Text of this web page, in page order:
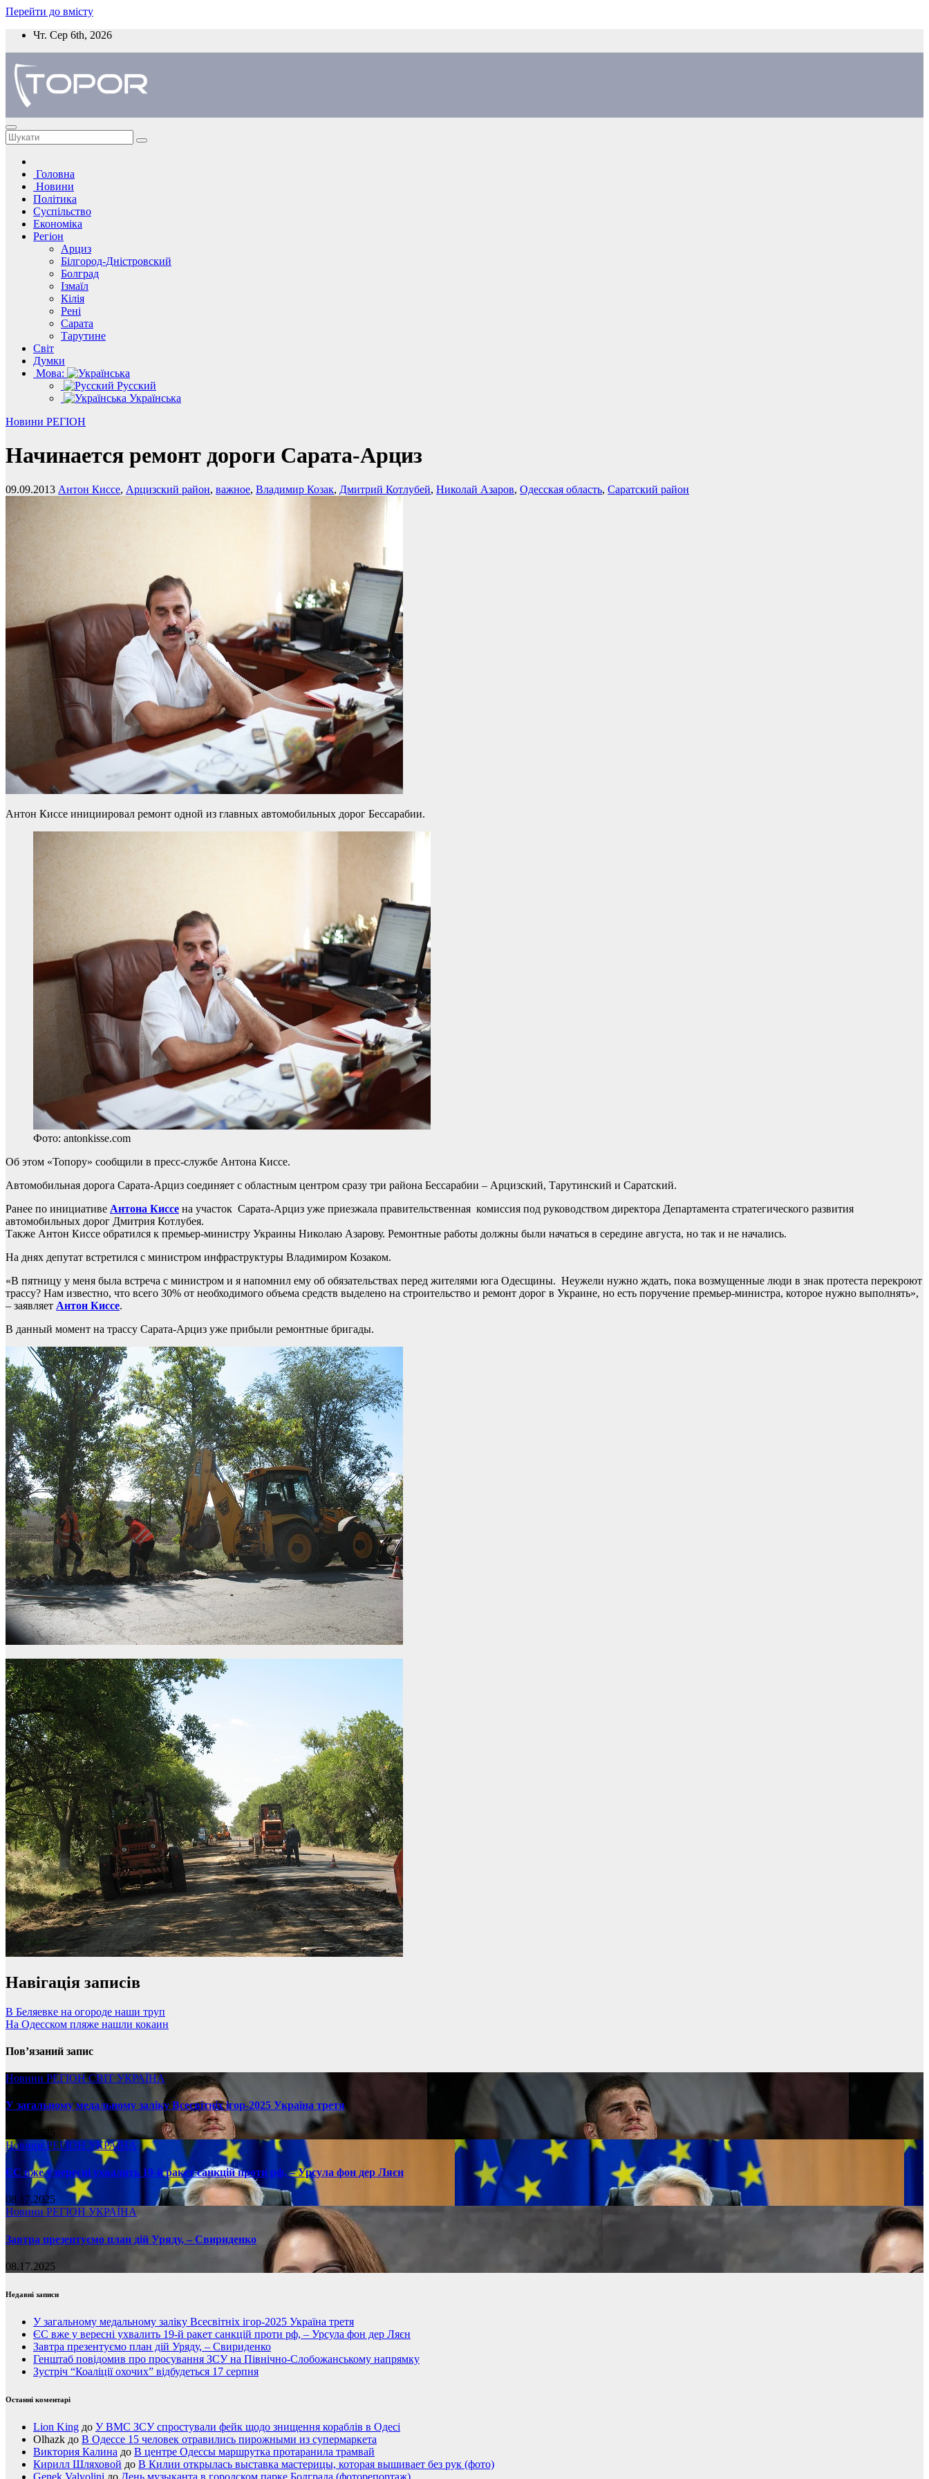
Перейти до вмісту
Чт. Сер 6th, 2026
Головна
Новини
Політика
Суспільство
Економіка
Регіон
Арциз
Білгород-Дністровский
Болград
Ізмаїл
Кілія
Рені
Сарата
Тарутине
Світ
Думки
Мова:
Русский
Українська
Новини РЕГІОН
Начинается ремонт дороги Сарата-Арциз
09.09.2013 Антон Киссе, Арцизский район, важное, Владимир Козак, Дмитрий Котлубей, Николай Азаров, Одесская область, Саратский район
Антон Киссе инициировал ремонт одной из главных автомобильных дорог Бессарабии.
Фото: antonkisse.com
Об этом «Топору» сообщили в пресс-службе Антона Киссе.
Автомобильная дорога Сарата-Арциз соединяет с областным центром сразу три района Бессарабии – Арцизский, Тарутинский и Саратский.
Ранее по инициативе Антона Киссе на участок Сарата-Арциз уже приезжала правительственная комиссия под руководством директора Департамента стратегического развития
автомобильных дорог Дмитрия Котлубея.
Также Антон Киссе обратился к премьер-министру Украины Николаю Азарову. Ремонтные работы должны были начаться в середине августа, но так и не начались.
На днях депутат встретился с министром инфраструктуры Владимиром Козаком.
«В пятницу у меня была встреча с министром и я напомнил ему об обязательствах перед жителями юга Одесщины. Неужели нужно ждать, пока возмущенные люди в знак протеста перекроют
трассу? Нам известно, что всего 30% от необходимого объема средств выделено на строительство и ремонт дорог в Украине, но есть поручение премьер-министра, которое нужно выполнять»,
– заявляет Антон Киссе.
В данный момент на трассу Сарата-Арциз уже прибыли ремонтные бригады.
Навігація записів
В Беляевке на огороде наши труп
На Одесском пляже нашли кокаин
Пов’язаний запис
Новини РЕГІОНСВІТ УКРАЇНА
У загальному медальному заліку Всесвітніх ігор-2025 Україна третя
08.17.2025
НовиниРЕГІОН УКРАЇНА
ЄС вже у вересні ухвалить 19-й ракет санкцій проти рф, – Урсула фон дер Ляєн
08.17.2025
Новини РЕГІОН УКРАЇНА
Завтра презентуємо план дій Уряду, – Свириденко
08.17.2025
Недавні записи
У загальному медальному заліку Всесвітніх ігор-2025 Україна третя
ЄС вже у вересні ухвалить 19-й ракет санкцій проти рф, – Урсула фон дер Ляєн
Завтра презентуємо план дій Уряду, – Свириденко
Генштаб повідомив про просування ЗСУ на Північно-Слобожанському напрямку
Зустріч “Коаліції охочих” відбудеться 17 серпня
Останні коментарі
Lion King до У ВМС ЗСУ спростували фейк щодо знищення кораблів в Одесі
Olhazk до В Одессе 15 человек отравились пирожными из супермаркета
Виктория Калина до В центре Одессы маршрутка протаранила трамвай
Кирилл Шляховой до В Килии открылась выставка мастерицы, которая вышивает без рук (фото)
Genek Valvolini до День музыканта в городском парке Болграда (фоторепортаж)